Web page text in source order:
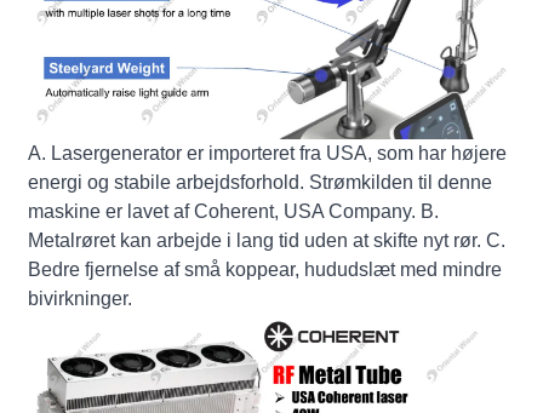
A. Lasergenerator er importeret fra USA, som har højere
energi og stabile arbejdsforhold. Strømkilden til denne
maskine er lavet af Coherent, USA Company. B.
Metalrøret kan arbejde i lang tid uden at skifte nyt rør. C.
Bedre fjernelse af små koppear, hududslæt med mindre
bivirkninger.